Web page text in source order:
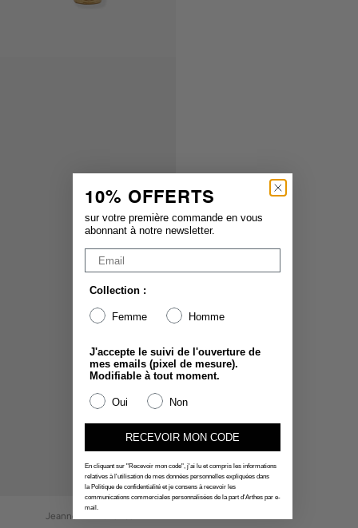
Jeanne En Provence
10% OFFERTS
sur votre première commande en vous
abonnant à notre newsletter.
Collection :
Femme Homme
J'accepte le suivi de l'ouverture de
mes emails (pixel de mesure).
Modifiable à tout moment.
Oui Non
RECEVOIR MON CODE
En cliquant sur "Recevoir mon code", j'ai lu et compris les informations
relatives à l'utilisation de mes données personnelles expliquées dans
la Politique de confidentialité et je consens à recevoir les
communications commerciales personnalisées de la part d'Arthes par e-
mail.